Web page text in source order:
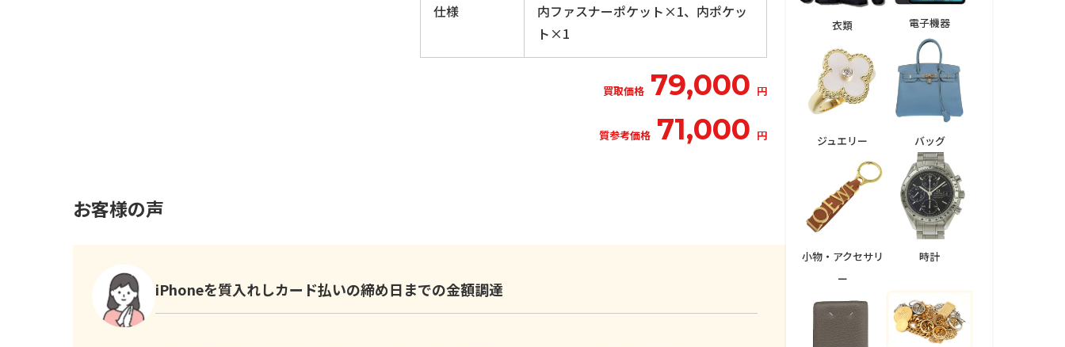
仕様
内ファスナーポケット×1、内ポケッ
ト×1
買取価格 79,000 円
質参考価格 71,000 円
お客様の声
iPhoneを質入れしカード払いの締め日までの金額調達
衣類 電子機器
ジュエリー バッグ
小物・アクセサリ
ー
時計